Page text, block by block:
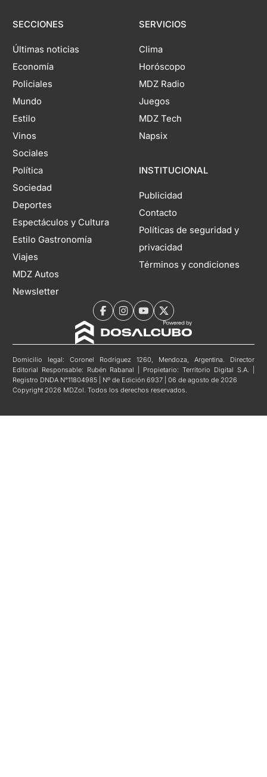
SECCIONES
Últimas noticias
Economía
Policiales
Mundo
Estilo
Vinos
Sociales
Política
Sociedad
Deportes
Espectáculos y Cultura
Estilo Gastronomía
Viajes
MDZ Autos
Newsletter
SERVICIOS
Clima
Horóscopo
MDZ Radio
Juegos
MDZ Tech
Napsix
INSTITUCIONAL
Publicidad
Contacto
Políticas de seguridad y
privacidad
Términos y condiciones
Domicilio legal: Coronel Rodríguez 1260, Mendoza, Argentina. Director
Editorial Responsable: Rubén Rabanal | Propietario: Territorio Digital S.A. |
Registro DNDA N°11804985 | Nº de Edición 6937 | 06 de agosto de 2026
Copyright 2026 MDZol. Todos los derechos reservados.